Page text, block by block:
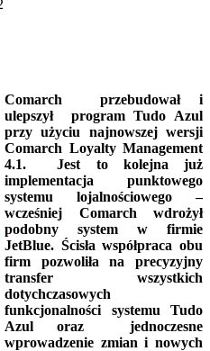
Comarch przebudował i
ulepszył program Tudo Azul
przy użyciu najnowszej wersji
Comarch Loyalty Management
4.1. Jest to kolejna już
implementacja punktowego
systemu lojalnościowego –
wcześniej Comarch wdrożył
podobny system w firmie
JetBlue. Ścisła współpraca obu
firm pozwoliła na precyzyjny
transfer wszystkich
dotychczasowych
funkcjonalności systemu Tudo
Azul oraz jednoczesne
wprowadzenie zmian i nowych